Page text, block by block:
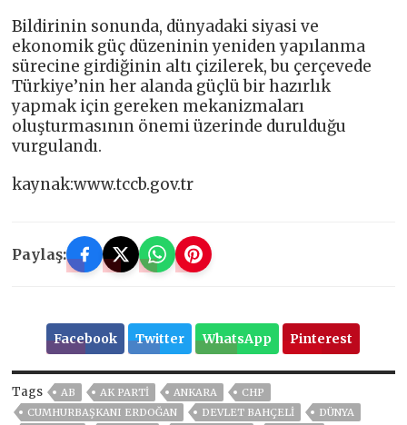
Bildirinin sonunda, dünyadaki siyasi ve
ekonomik güç düzeninin yeniden yapılanma
sürecine girdiğinin altı çizilerek, bu çerçevede
Türkiye’nin her alanda güçlü bir hazırlık
yapmak için gereken mekanizmaları
oluşturmasının önemi üzerinde durulduğu
vurgulandı.
kaynak:www.tccb.gov.tr
Paylaş:
Facebook Twitter WhatsApp Pinterest
Tags AB AK PARTİ ANKARA
CHP
CUMHURBAŞKANI ERDOĞAN
DEVLET BAHÇELİ
DÜNYA